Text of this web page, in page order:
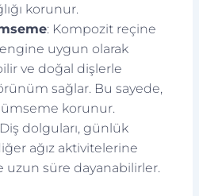
korunur.
: Kompozit reçine
uygun olarak
ve doğal dişlerle
sağlar. Bu sayede,
korunur.
dolguları, günlük
ağız aktivitelerine
uzun süre dayanabilirler.